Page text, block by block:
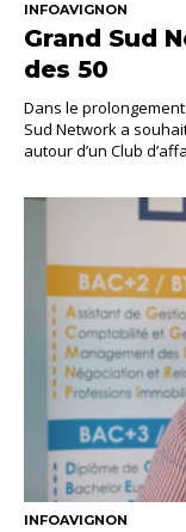
INFOAVIGNON
Grand Sud
des 50
Dans le
Sud Network a
autour d’un Club
INFOAVIGNON